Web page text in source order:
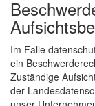
Im Falle
ein
Zuständige
der